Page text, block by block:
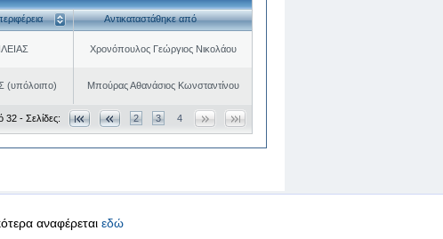
Αντικαταστάθηκε από
Χρονόπουλος Γεώργιος Νικολάου
(υπόλοιπο) Μπούρας Αθανάσιος Κωνσταντίνου
- Σελίδες: 2 3 4
αναφέρεται εδώ